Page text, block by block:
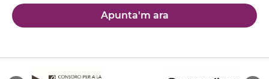
Apunta'm ara